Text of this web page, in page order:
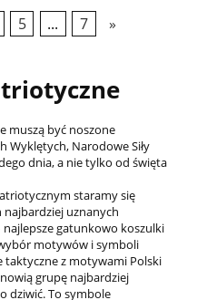
5 ... 7 »
muszą być noszone
Wyklętych, Narodowe Siły
dnia, a nie tylko od święta
staramy się
najbardziej uznanych
gatunkowo koszulki
motywów i symboli
z motywami Polski
grupę najbardziej
dziwić. To symbole